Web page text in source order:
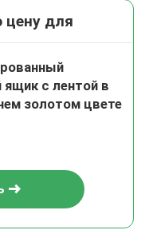
цену для
с лентой в
золотом цвете